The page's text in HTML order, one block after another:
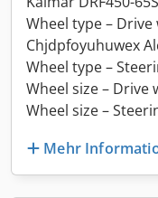
Wheel type –
Chjdpfoyuhuwex
Wheel type –
Wheel size – Drive
Wheel size –
Mehr